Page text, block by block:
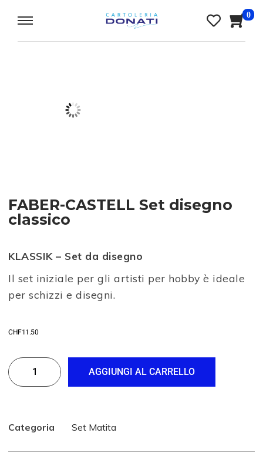
0
FABER-CASTELL Set disegno
classico
KLASSIK – Set da disegno
Il set iniziale per gli artisti per hobby è ideale
per schizzi e disegni.
CHF11.50
AGGIUNGI AL CARRELLO
Categoria Set Matita